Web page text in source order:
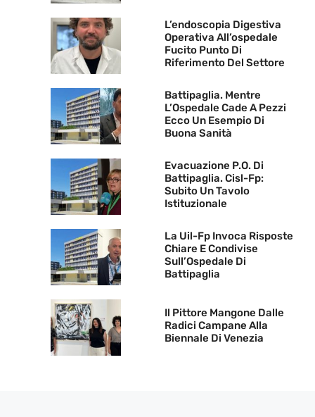
L’endoscopia Digestiva
Operativa All’ospedale
Fucito Punto Di
Riferimento Del Settore
Battipaglia. Mentre
L’Ospedale Cade A Pezzi
Ecco Un Esempio Di
Buona Sanità
Evacuazione P.O. Di
Battipaglia. Cisl-Fp:
Subito Un Tavolo
Istituzionale
La Uil-Fp Invoca Risposte
Chiare E Condivise
Sull’Ospedale Di
Battipaglia
Il Pittore Mangone Dalle
Radici Campane Alla
Biennale Di Venezia